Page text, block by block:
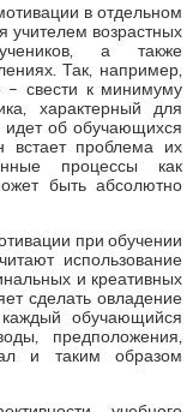
в отдельном
учителем возрастных
а также
Так, например,
– свести к минимуму
характерный для
идет об обучающихся
встает проблема их
процессы как
быть абсолютно
при обучении
использование
и креативных
сделать овладение
обучающийся
предположения,
и таким образом